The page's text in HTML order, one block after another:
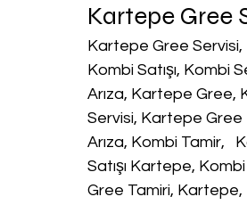
Kartepe Gree
Kartepe Gree Servisi,
Kombi Satışı, Kombi
Arıza, Kartepe Gree,
Servisi, Kartepe Gree
Arıza, Kombi Tamir,
Satışı Kartepe,
Gree Tamiri,